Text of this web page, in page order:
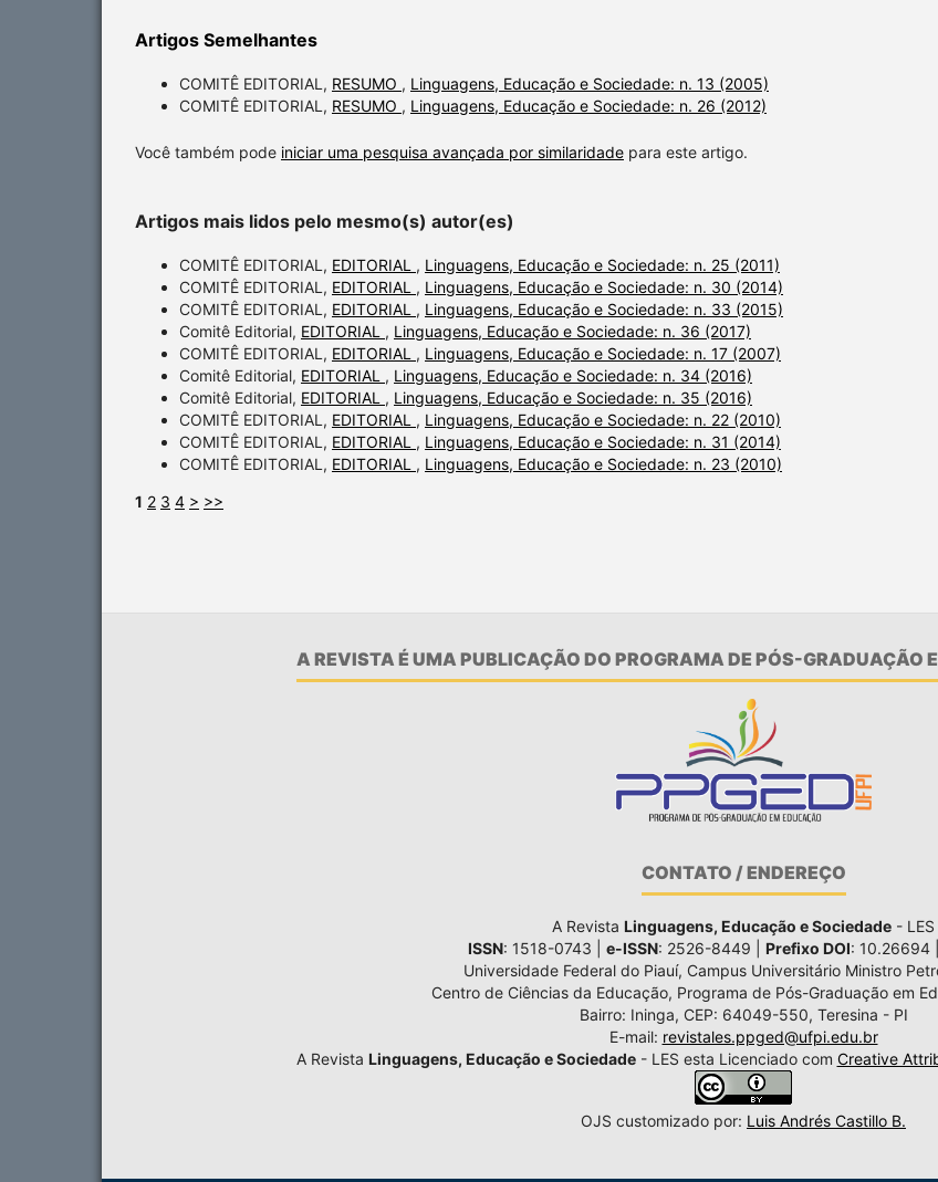
Artigos Semelhantes
COMITÊ EDITORIAL, RESUMO , Linguagens, Educação e Sociedade: n. 13 (2005)
COMITÊ EDITORIAL, RESUMO , Linguagens, Educação e Sociedade: n. 26 (2012)
Você também pode iniciar uma pesquisa avançada por similaridade para este artigo.
Artigos mais lidos pelo mesmo(s) autor(es)
COMITÊ EDITORIAL, EDITORIAL , Linguagens, Educação e Sociedade: n. 25 (2011)
COMITÊ EDITORIAL, EDITORIAL , Linguagens, Educação e Sociedade: n. 30 (2014)
COMITÊ EDITORIAL, EDITORIAL , Linguagens, Educação e Sociedade: n. 33 (2015)
Comitê Editorial, EDITORIAL , Linguagens, Educação e Sociedade: n. 36 (2017)
COMITÊ EDITORIAL, EDITORIAL , Linguagens, Educação e Sociedade: n. 17 (2007)
Comitê Editorial, EDITORIAL , Linguagens, Educação e Sociedade: n. 34 (2016)
Comitê Editorial, EDITORIAL , Linguagens, Educação e Sociedade: n. 35 (2016)
COMITÊ EDITORIAL, EDITORIAL , Linguagens, Educação e Sociedade: n. 22 (2010)
COMITÊ EDITORIAL, EDITORIAL , Linguagens, Educação e Sociedade: n. 31 (2014)
COMITÊ EDITORIAL, EDITORIAL , Linguagens, Educação e Sociedade: n. 23 (2010)
1 2 3 4 > >>
A REVISTA É UMA PUBLICAÇÃO DO PROGRAMA DE PÓS-GRADUAÇÃO
CONTATO / ENDEREÇO
A Revista Linguagens, Educação e Sociedade - LES
ISSN: 1518-0743 | e-ISSN: 2526-8449 | Prefixo DOI: 10.26694 |
Universidade Federal do Piauí, Campus Universitário Ministro
Centro de Ciências da Educação, Programa de Pós-Graduação em
Bairro: Ininga, CEP: 64049-550, Teresina - PI
E-mail: revistales.ppged@ufpi.edu.br
A Revista Linguagens, Educação e Sociedade- LES esta Licenciado com Creative
OJS customizado por: Luis Andrés Castillo B.